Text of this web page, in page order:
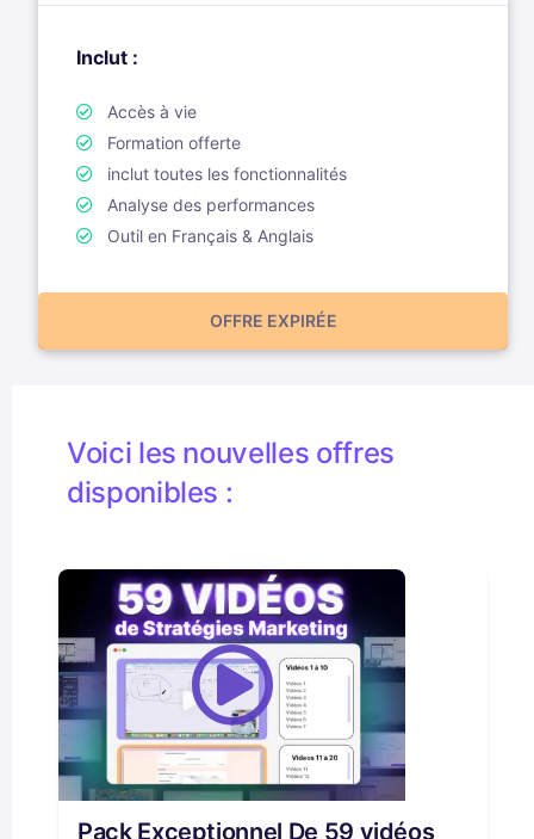
Inclut :
Accès à vie
Formation offerte
inclut toutes les fonctionnalités
Analyse des performances
Outil en Français & Anglais
OFFRE EXPIRÉE
Voici les nouvelles offres
disponibles :
Pack Exceptionnel De 59 vidéos